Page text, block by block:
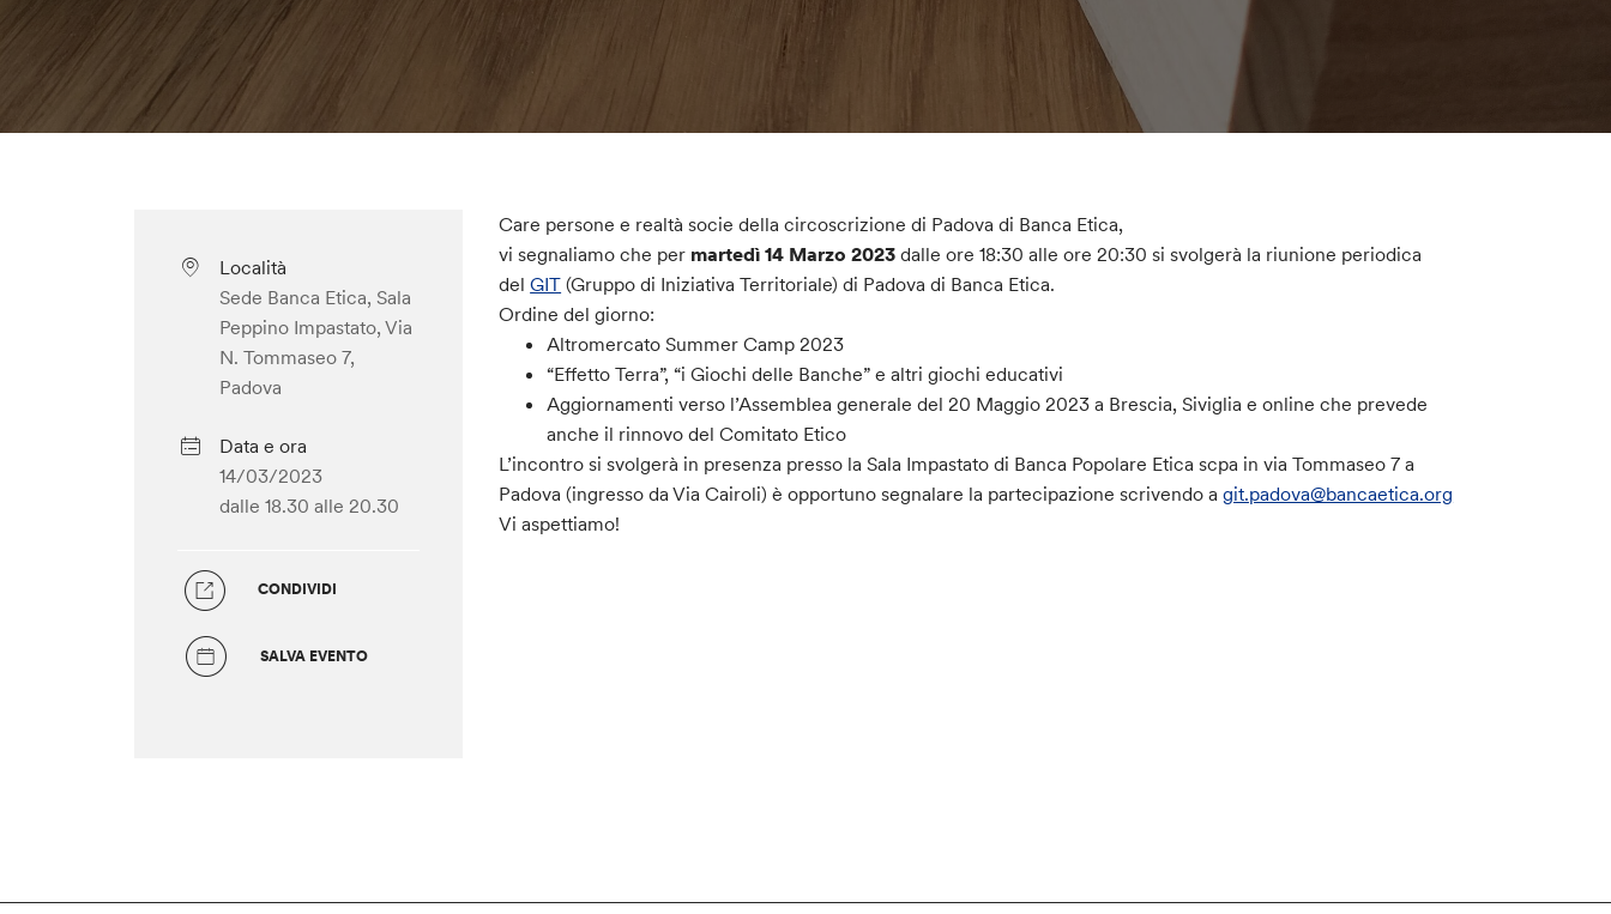
Località
Sede Banca Etica, Sala
Peppino Impastato, Via
N. Tommaseo 7,
Padova
Data e ora
14/03/2023
dalle 18.30 alle 20.30
CONDIVIDI
SALVA EVENTO
Care persone e realtà socie della circoscrizione di Padova di Banca Etica,
vi segnaliamo che per martedì 14 Marzo 2023 dalle ore 18:30 alle ore 20:30 si svolgerà la riunione periodica
delGIT (Gruppo di Iniziativa Territoriale) di Padova di Banca Etica.
Ordine del giorno:
Altromercato Summer Camp 2023
“Effetto Terra”, “i Giochi delle Banche” e altri giochi educativi
Aggiornamenti verso l’Assemblea generale del 20 Maggio 2023 a Brescia, Siviglia e online che prevede
anche il rinnovo del Comitato Etico
L’incontro si svolgerà in presenza presso la Sala Impastato di Banca Popolare Etica scpa in via Tommaseo 7 a
Padova (ingresso da Via Cairoli) è opportuno segnalare la partecipazione scrivendo agit.padova@bancaetica.org
Vi aspettiamo!